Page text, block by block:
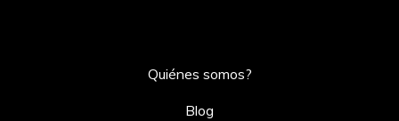
Quiénes somos?
Blog